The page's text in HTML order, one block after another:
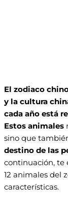
El zodiaco
y la cultura
cada año está
Estos animales
sino que
destino de las
continuación, te
12 animales del
características.